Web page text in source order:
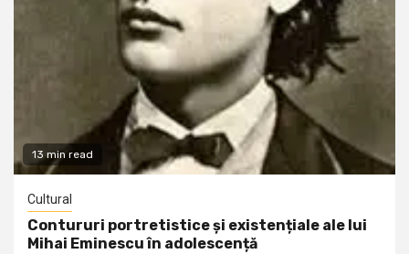
13 min read
Cultural
Contururi portretistice și existențiale ale lui
Mihai Eminescu în adolescență